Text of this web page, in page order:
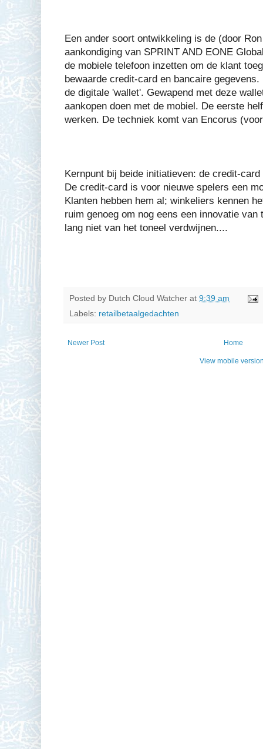
Een ander soort ontwikkeling is de (door
aankondiging van SPRINT AND EONE
de mobiele telefoon inzetten om de klant
bewaarde credit-card en bancaire
de digitale 'wallet'. Gewapend met deze
aankopen doen met de mobiel. De eerste
werken. De techniek komt van Encorus
Kernpunt bij beide initiatieven: de credit-
De credit-card is voor nieuwe spelers een
Klanten hebben hem al; winkeliers kennen
ruim genoeg om nog eens een innovatie
lang niet van het toneel verdwijnen....
Posted by Dutch Cloud Watcher at 9:39 am
Labels: retailbetaalgedachten
Newer Post Home
View mobile